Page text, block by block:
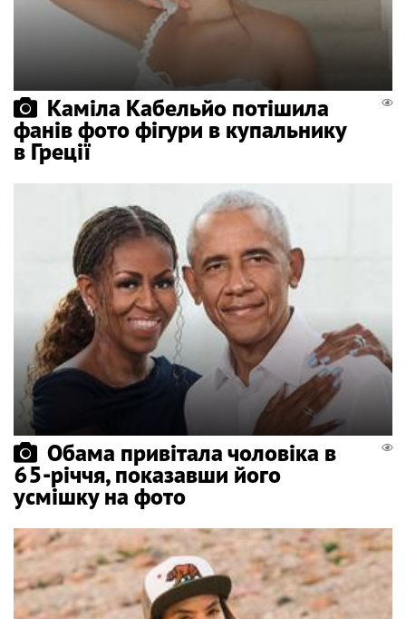
Каміла Кабельйо потішила
фанів фото фігури в купальнику
в Греції
Обама привітала чоловіка в
65-річчя, показавши його
усмішку на фото